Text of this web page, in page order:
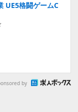
UE5格闘ゲームC
by